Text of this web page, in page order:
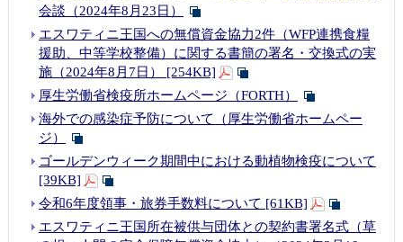
会談（2024年8月23日）
エスワティニ王国への無償資金協力2件（WFP連携食糧
援助、中等学校整備）に関する書簡の署名・交換式の実
施（2024年8月7日） [254KB]
厚生労働省検疫所ホームページ（FORTH）
海外での感染症予防について（厚生労働省ホームペー
ジ）
ゴールデンウィーク期間中における動植物検疫について
[39KB]
令和6年度領事・旅券手数料について [61KB]
エスワティニ王国所在被供与団体との契約書署名式（草